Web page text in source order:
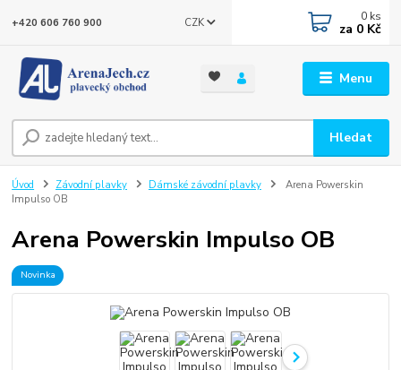
Menu
CZK
Hledat
+420 606 760 900 0 ks
za 0 Kč
Úvod Závodní plavky Dámské závodní plavky
Arena Powerskin
Impulso OB
Arena Powerskin Impulso OB
Novinka